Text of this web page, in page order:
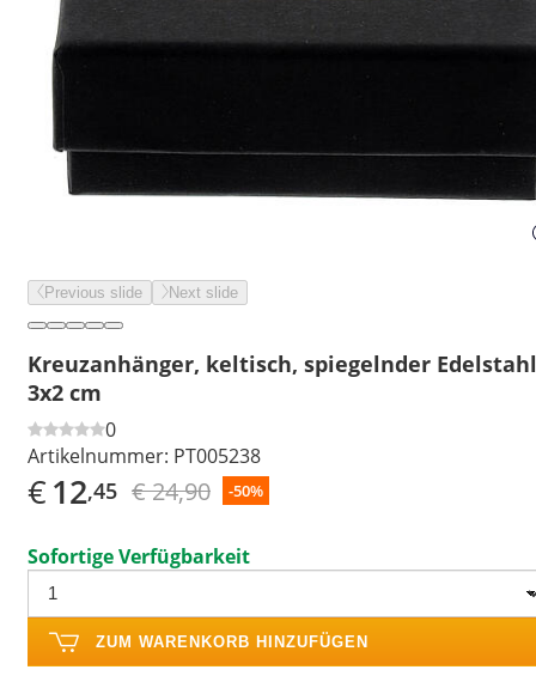
Previous slide Next slide
Kreuzanhänger, keltisch, spiegelnder
3x2 cm
0
Artikelnummer: PT005238
€12,45 € 24,90 -50%
Sofortige Verfügbarkeit
ZUM WARENKORB HINZUFÜGEN